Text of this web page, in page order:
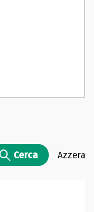
Cerca Azzera